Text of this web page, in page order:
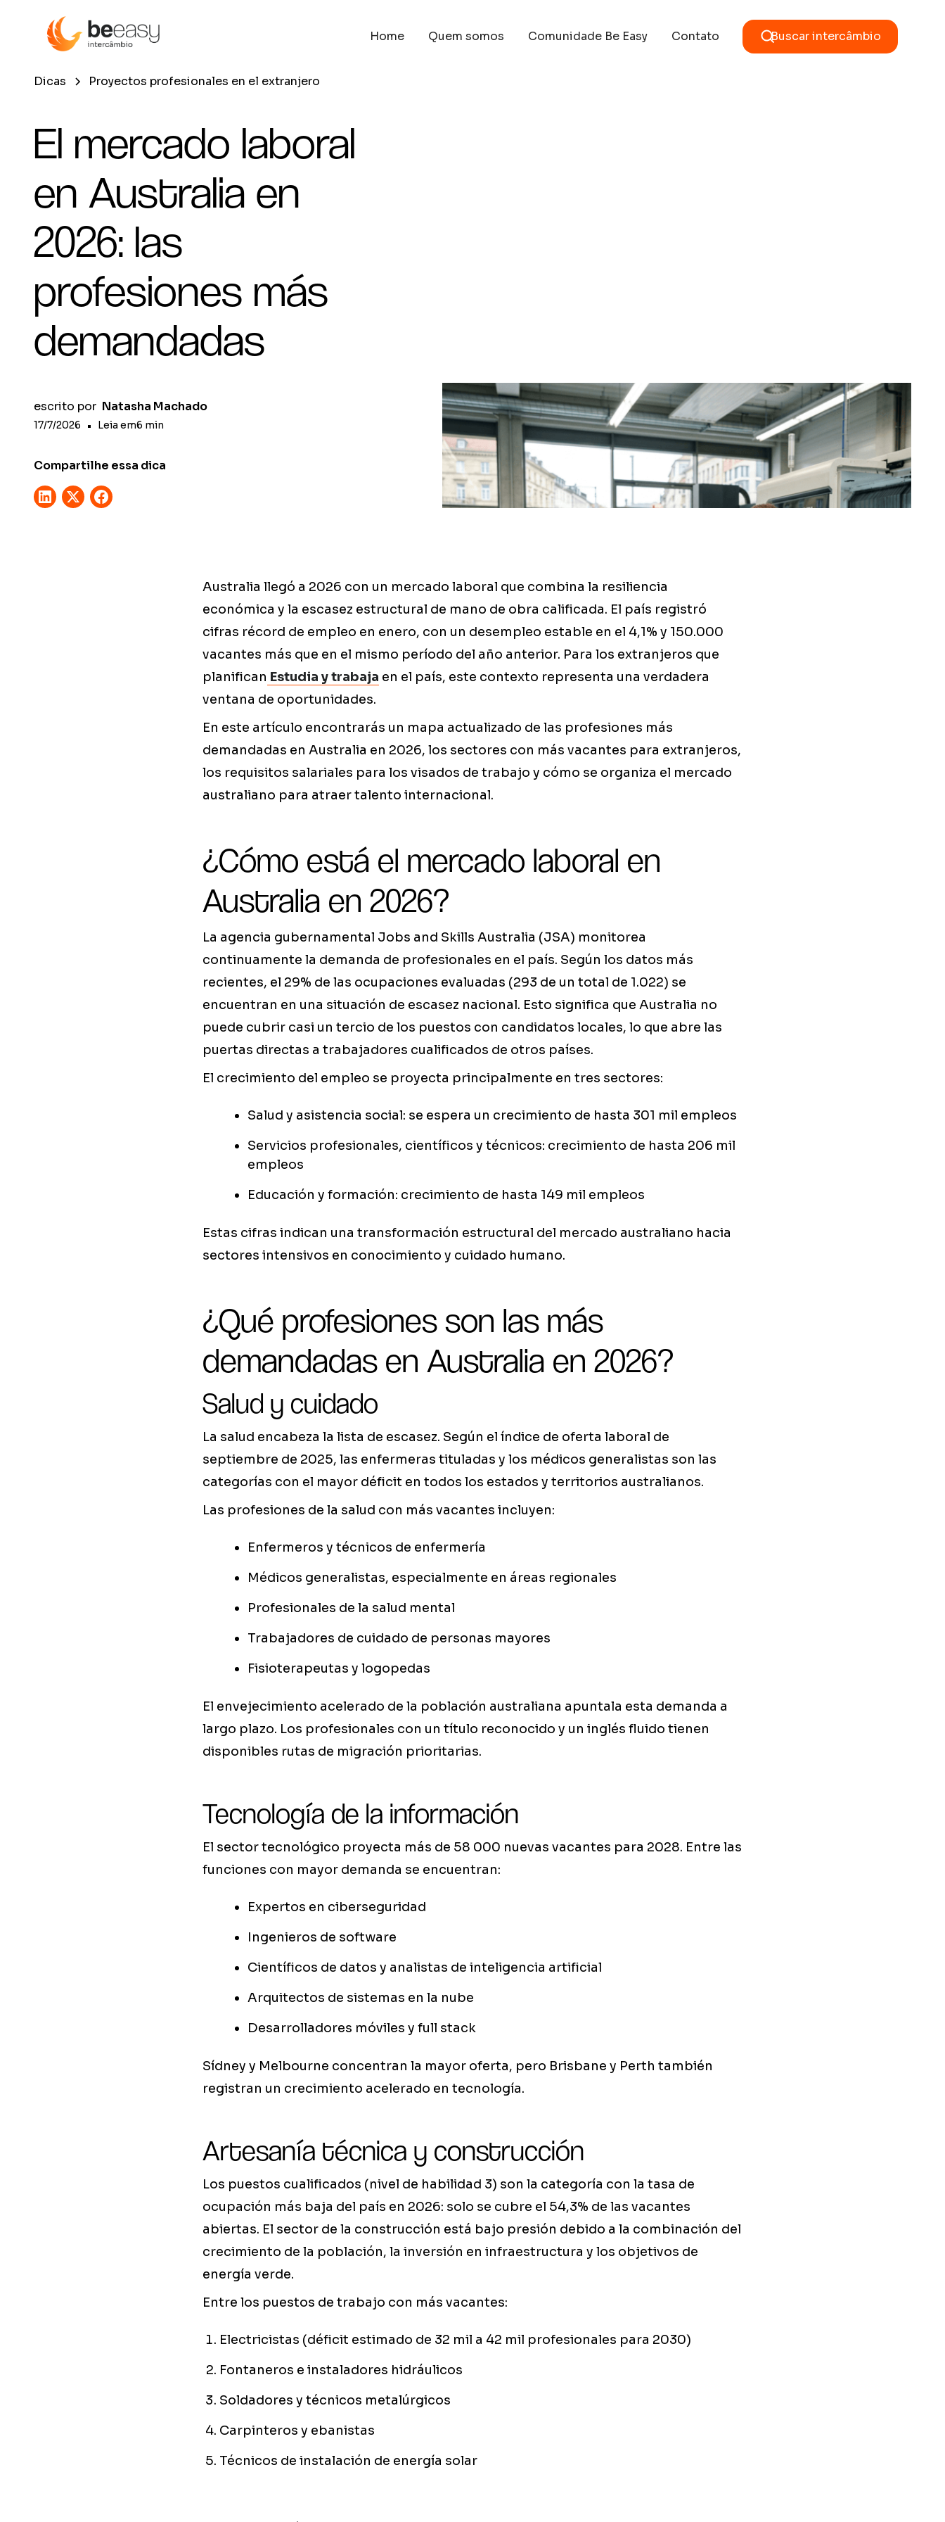
Home Quem somos Comunidade Be Easy Contato Buscar intercâmbio
Dicas Proyectos profesionales en el extranjero
El mercado laboral
en Australia en
2026: las
profesiones más
demandadas
escrito por Natasha Machado
17/7/2026 • Leia em6 min
Compartilhe essa dica
Australia llegó a 2026 con un mercado laboral que combina la resiliencia
económica y la escasez estructural de mano de obra calificada. El país registró
cifras récord de empleo en enero, con un desempleo estable en el 4,1% y 150.000
vacantes más que en el mismo período del año anterior. Para los extranjeros que
planifican Estudia y trabaja en el país, este contexto representa una verdadera
ventana de oportunidades.
En este artículo encontrarás un mapa actualizado de las profesiones más
demandadas en Australia en 2026, los sectores con más vacantes para extranjeros,
los requisitos salariales para los visados de trabajo y cómo se organiza el mercado
australiano para atraer talento internacional.
¿Cómo está el mercado laboral en
Australia en 2026?
La agencia gubernamental Jobs and Skills Australia (JSA) monitorea
continuamente la demanda de profesionales en el país. Según los datos más
recientes, el 29% de las ocupaciones evaluadas (293 de un total de 1.022) se
encuentran en una situación de escasez nacional. Esto significa que Australia no
puede cubrir casi un tercio de los puestos con candidatos locales, lo que abre las
puertas directas a trabajadores cualificados de otros países.
El crecimiento del empleo se proyecta principalmente en tres sectores:
Salud y asistencia social: se espera un crecimiento de hasta 301 mil empleos
Servicios profesionales, científicos y técnicos: crecimiento de hasta 206 mil
empleos
Educación y formación: crecimiento de hasta 149 mil empleos
Estas cifras indican una transformación estructural del mercado australiano hacia
sectores intensivos en conocimiento y cuidado humano.
¿Qué profesiones son las más
demandadas en Australia en 2026?
Salud y cuidado
La salud encabeza la lista de escasez. Según el índice de oferta laboral de
septiembre de 2025, las enfermeras tituladas y los médicos generalistas son las
categorías con el mayor déficit en todos los estados y territorios australianos.
Las profesiones de la salud con más vacantes incluyen:
Enfermeros y técnicos de enfermería
Médicos generalistas, especialmente en áreas regionales
Profesionales de la salud mental
Trabajadores de cuidado de personas mayores
Fisioterapeutas y logopedas
El envejecimiento acelerado de la población australiana apuntala esta demanda a
largo plazo. Los profesionales con un título reconocido y un inglés fluido tienen
disponibles rutas de migración prioritarias.
Tecnología de la información
El sector tecnológico proyecta más de 58 000 nuevas vacantes para 2028. Entre las
funciones con mayor demanda se encuentran:
Expertos en ciberseguridad
Ingenieros de software
Científicos de datos y analistas de inteligencia artificial
Arquitectos de sistemas en la nube
Desarrolladores móviles y full stack
Sídney y Melbourne concentran la mayor oferta, pero Brisbane y Perth también
registran un crecimiento acelerado en tecnología.
Artesanía técnica y construcción
Los puestos cualificados (nivel de habilidad 3) son la categoría con la tasa de
ocupación más baja del país en 2026: solo se cubre el 54,3% de las vacantes
abiertas. El sector de la construcción está bajo presión debido a la combinación del
crecimiento de la población, la inversión en infraestructura y los objetivos de
energía verde.
Entre los puestos de trabajo con más vacantes:
Electricistas (déficit estimado de 32 mil a 42 mil profesionales para 2030)
Fontaneros e instaladores hidráulicos
Soldadores y técnicos metalúrgicos
Carpinteros y ebanistas
Técnicos de instalación de energía solar